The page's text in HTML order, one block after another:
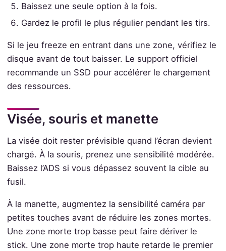
Baissez une seule option à la fois.
Gardez le profil le plus régulier pendant les tirs.
Si le jeu freeze en entrant dans une zone, vérifiez le
disque avant de tout baisser. Le support officiel
recommande un SSD pour accélérer le chargement
des ressources.
Visée, souris et manette
La visée doit rester prévisible quand l’écran devient
chargé. À la souris, prenez une sensibilité modérée.
Baissez l’ADS si vous dépassez souvent la cible au
fusil.
À la manette, augmentez la sensibilité caméra par
petites touches avant de réduire les zones mortes.
Une zone morte trop basse peut faire dériver le
stick. Une zone morte trop haute retarde le premier